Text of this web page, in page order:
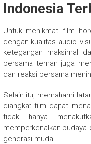
Indonesia
Untuk menikmati film
dengan kualitas audio
ketegangan maksimal
bersama teman juga
dan reaksi bersama
Selain itu, memahami
diangkat film dapat
tidak hanya
memperkenalkan budaya
generasi muda.